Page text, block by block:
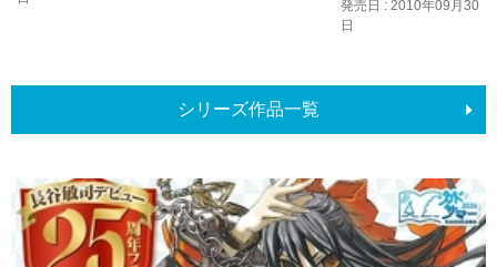
発売日 : 2010年09月30
日
シリーズ作品一覧